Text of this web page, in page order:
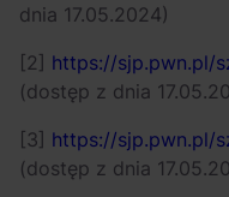
dnia 17.05.2024)
[2] https://sjp.pwn.pl/
(dostęp z dnia
[3] https://sjp.pwn.pl/
(dostęp z dnia